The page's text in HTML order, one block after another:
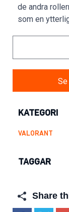
de andra
som en
KATEGORI
VALORANT
TAGGAR
Share